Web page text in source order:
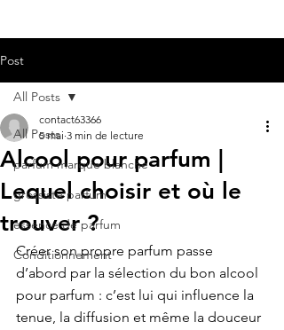
Post
All Posts
parfum marque blanche
grossiste parfum
essence de parfum
Conditionnement
All Posts
Alcool pour parfum |
Lequel choisir et où le
trouver ?
contact63366
5 mai 3 min de lecture
Créer son propre parfum passe
d’abord par la sélection du bon alcool
pour parfum : c’est lui qui influence la
tenue, la diffusion et même la douceur